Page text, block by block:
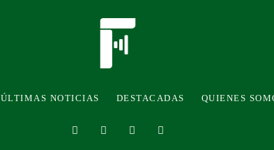
ÚLTIMAS NOTICIAS DESTACADAS QUIENES